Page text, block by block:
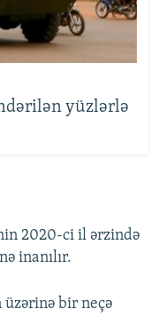
yüzlərlə
2020-ci il ərzində
inanılır.
üzərinə bir neçə